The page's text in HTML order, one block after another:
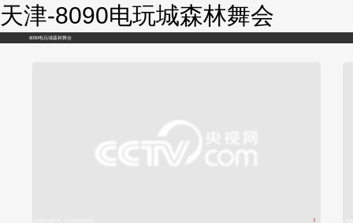
天津-8090电玩城森林舞会
8090电玩城森林舞会
1/